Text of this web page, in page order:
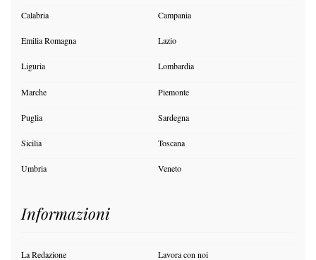
Calabria Campania
Emilia Romagna Lazio
Liguria Lombardia
Marche Piemonte
Puglia Sardegna
Sicilia Toscana
Umbria Veneto
Informazioni
La Redazione Lavora con noi